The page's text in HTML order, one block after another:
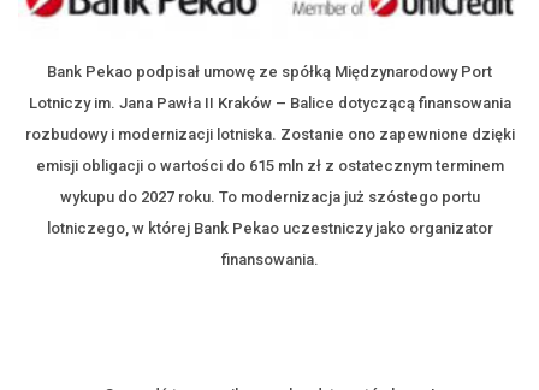
Bank Pekao podpisał umowę ze spółką Międzynarodowy Port
Lotniczy im. Jana Pawła II Kraków – Balice dotyczącą finansowania
rozbudowy i modernizacji lotniska. Zostanie ono zapewnione dzięki
emisji obligacji o wartości do 615 mln zł z ostatecznym terminem
wykupu do 2027 roku. To modernizacja już szóstego portu
lotniczego, w której Bank Pekao uczestniczy jako organizator
finansowania.